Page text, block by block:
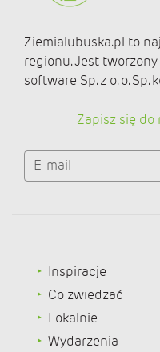
Ziemialubuska.pl to
regionu. Jest
software Sp. z o. o. Sp.
Zapisz się
E-mail
Inspiracje
Co zwiedzać
Lokalnie
Wydarzenia